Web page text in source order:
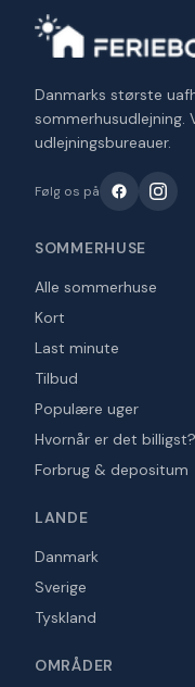
Danmarks største
udlejningsbureauer.
Følg os på
SOMMERHUSE
Alle sommerhuse
Kort
Last minute
Tilbud
Populære uger
Hvornår er det billigst?
Forbrug & depositum
LANDE
Danmark
Sverige
Tyskland
OMRÅDER